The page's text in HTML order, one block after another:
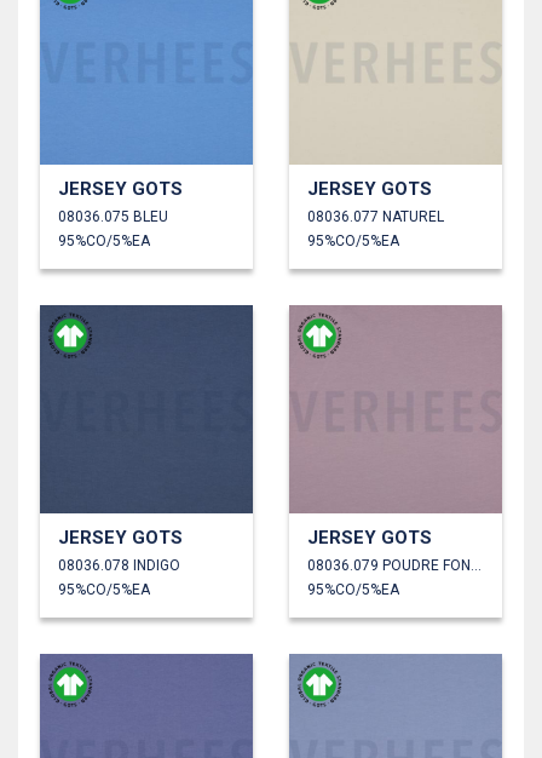
JERSEY GOTS
08036.075 BLEU
95%CO/5%EA
JERSEY GOTS
08036.077 NATUREL
95%CO/5%EA
JERSEY GOTS
08036.078 INDIGO
95%CO/5%EA
JERSEY GOTS
95%CO/5%EA